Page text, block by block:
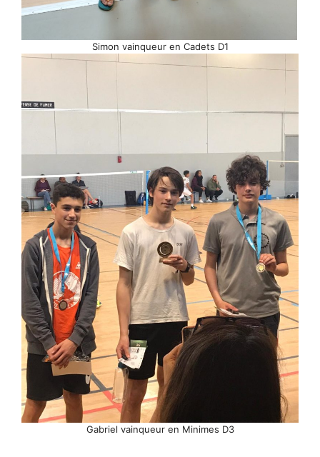
Simon vainqueur en Cadets D1
Gabriel vainqueur en Minimes D3